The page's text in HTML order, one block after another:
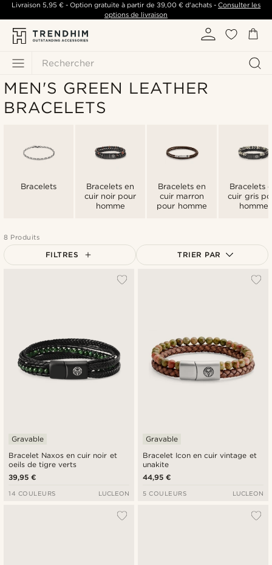
Rechercher
Livraison 5,95 €- Option gratuite à partir de 39,00 €d'achats -Consulter les
options de livraison
MEN'S GREEN LEATHER
BRACELETS
Bracelets
Bracelets en
cuir noir pour
homme
Bracelets en
cuir marron
pour homme
Bracelets
cuir gris
homme
8 Produits
FILTRES TRIER PAR
Bracelet Naxos en cuir noir et
oeils de tigre verts
Gravable
39,95 €
14 COULEURS LUCLEON
Bracelet Icon en cuir vintage et
unakite
Gravable
44,95 €
5 COULEURS LUCLEON